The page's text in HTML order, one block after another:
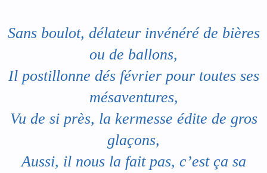
Sans boulot, délateur invénéré de bières
ou de ballons,
Il postillonne dés février pour toutes ses
mésaventures,
Vu de si près, la kermesse édite de gros
glaçons,
Aussi, il nous la fait pas, c’est ça sa